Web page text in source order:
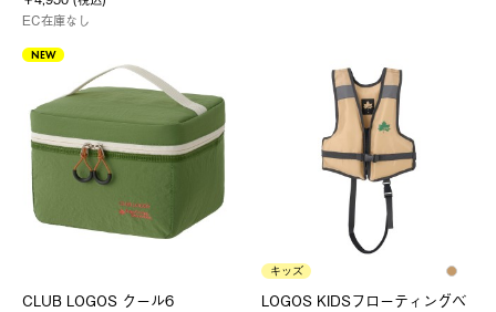
EC在庫なし
NEW
CLUB LOGOS クール6
キッズ
LOGOS KIDSフローティングベ